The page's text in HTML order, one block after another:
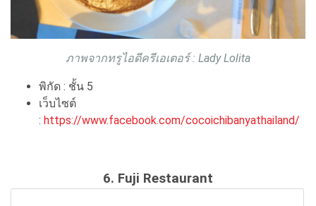
ภาพจากทรูไอดีครีเอเตอร์ : Lady Lolita
พิกัด : ชั้น 5
เว็บไซต์
: https://www.facebook.com/cocoichibanyathailand/
6. Fuji Restaurant